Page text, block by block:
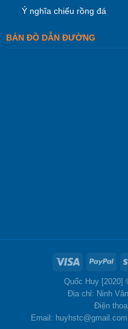
Ý nghĩa chiếu rồng đá
BẢN ĐỒ DẪN ĐƯỜNG
Quốc Huy [2020]
Địa chỉ: Ninh
Điện
Email: